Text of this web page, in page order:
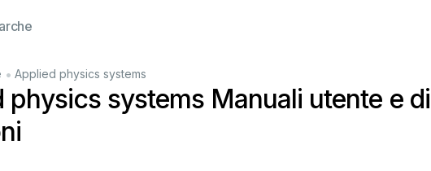
• Applied physics systems
physics systems Manuali utente e di